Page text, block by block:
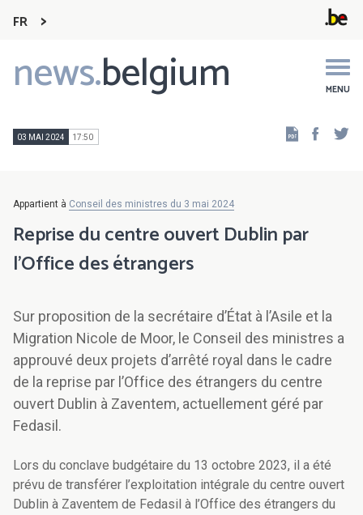
FR
news.belgium MENU
Main
navigation
03 MAI 2024 17:50
Appartient à Conseil des ministres du 3 mai 2024
Reprise du centre ouvert Dublin par
l’Office des étrangers
Sur proposition de la secrétaire d’État à l’Asile et la
Migration Nicole de Moor, le Conseil des ministres a
approuvé deux projets d’arrêté royal dans le cadre
de la reprise par l’Office des étrangers du centre
ouvert Dublin à Zaventem, actuellement géré par
Fedasil.
Lors du conclave budgétaire du 13 octobre 2023, il a été
prévu de transférer l’exploitation intégrale du centre ouvert
Dublin à Zaventem de Fedasil à l’Office des étrangers du